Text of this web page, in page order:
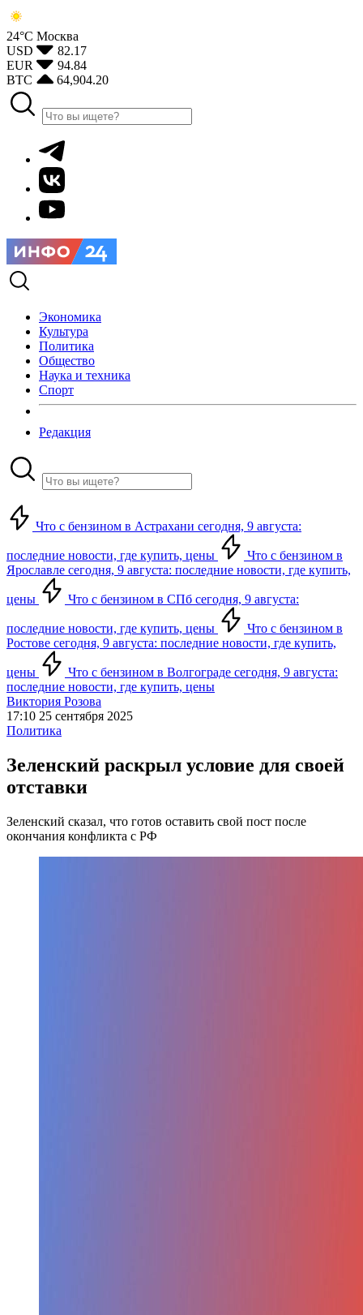
24°С Москва
USD
82.17
EUR
94.84
BTC
64,904.20
Экономика
Культура
Политика
Общество
Наука и техника
Спорт
Редакция
Что с бензином в Астрахани сегодня, 9 августа:
последние новости, где купить, цены
Что с бензином в
Ярославле сегодня, 9 августа: последние новости, где купить,
цены Что с бензином в СПб сегодня, 9 августа:
последние новости, где купить, цены
Что с бензином в
Ростове сегодня, 9 августа: последние новости, где купить,
цены
Что с бензином в Волгограде сегодня, 9 августа:
последние новости, где купить, цены
Виктория Розова
17:10 25 сентября 2025
Политика
Зеленский раскрыл условие для своей
отставки
Зеленский сказал, что готов оставить свой пост после
окончания конфликта с РФ